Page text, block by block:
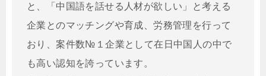
と、「中国語を話せる人材が欲しい」と考える
企業とのマッチングや育成、労務管理を行って
おり、案件数№１企業として在日中国人の中で
も高い認知を誇っています。